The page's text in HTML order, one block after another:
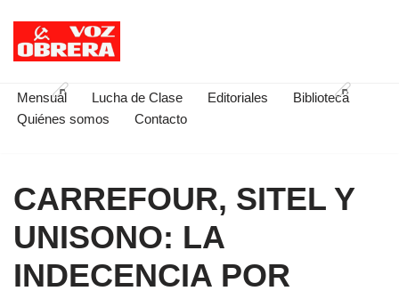
Saltar
contenido
Mensual Lucha de Clase Editoriales
Biblioteca
Quiénes somos
Contacto
CARREFOUR, SITEL Y
UNISONO: LA
INDECENCIA POR